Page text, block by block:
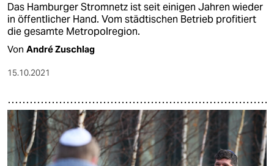
Das Hamburger Stromnetz ist seit einigen Jahren wieder
in öffentlicher Hand. Vom städtischen Betrieb profitiert
die gesamte Metropolregion.
Von André Zuschlag
15.10.2021